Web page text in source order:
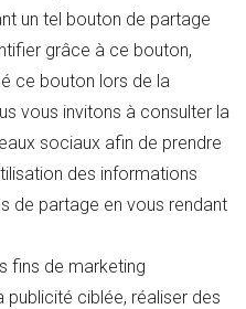
un tel bouton de partage
grâce à ce bouton,
ce bouton lors de la
vous invitons à consulter la
sociaux afin de prendre
des informations
de partage en vous rendant
fins de marketing
ciblée, réaliser des